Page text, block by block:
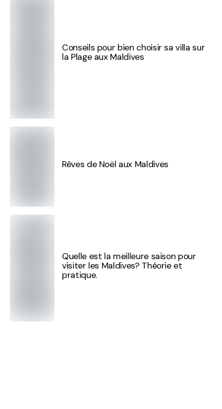
Conseils pour bien choisir sa villa sur
la Plage aux Maldives
Rêves de Noël aux Maldives
Quelle est la meilleure saison pour
visiter les Maldives? Théorie et
pratique.